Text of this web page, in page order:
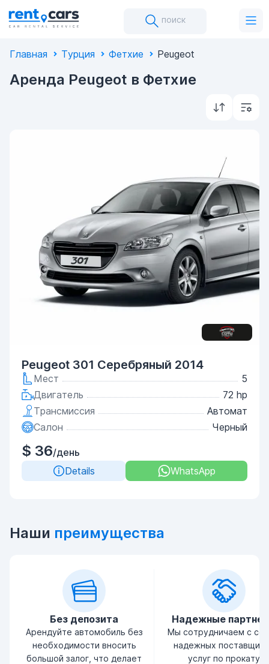
поиск
Главная Турция Фетхие Peugeot
Аренда Peugeot в Фетхие
Peugeot 301 Серебряный 2014
Мест
5
Двигатель
72 hp
Трансмиссия
Автомат
Салон
Черный
$ 36/день
Details
WhatsApp
Наши преимущества
Без депозита
Арендуйте автомобиль без
необходимости вносить
большой залог, что делает
Надежные
Мы сотрудничаем с
надежных
услуг по прокату